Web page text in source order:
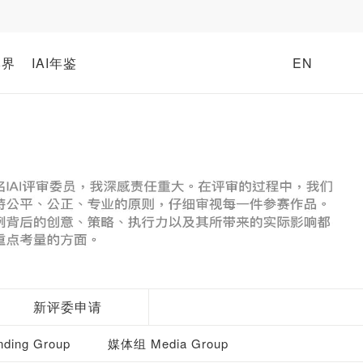
IAI年鉴 EN
新评委申请
Group 媒体组 Media Group